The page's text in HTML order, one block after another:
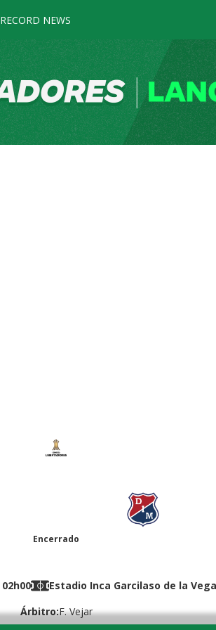
RECORD NEWS
Encerrado
02h00
Estadio Inca Garcilaso de la Vega
Árbitro:F. Vejar